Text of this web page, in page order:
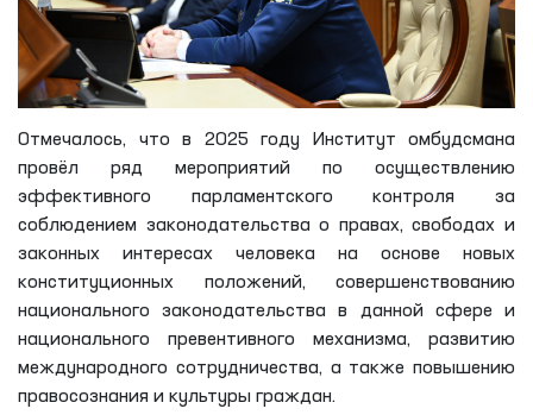
Отмечалось, что в 2025 году Институт омбудсмана
провёл ряд мероприятий по осуществлению
эффективного парламентского контроля за
соблюдением законодательства о правах, свободах и
законных интересах человека на основе новых
конституционных положений, совершенствованию
национального законодательства в данной сфере и
национального превентивного механизма, развитию
международного сотрудничества, а также повышению
правосознания и культуры граждан.